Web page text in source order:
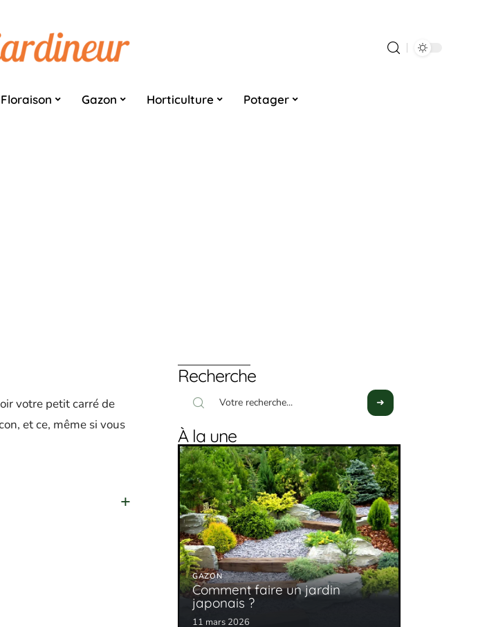
Floraison Gazon Horticulture Potager
votre petit carré de
et ce, même si vous
Recherche
À la une
GAZON
Comment faire un jardin
japonais ?
11 mars 2026